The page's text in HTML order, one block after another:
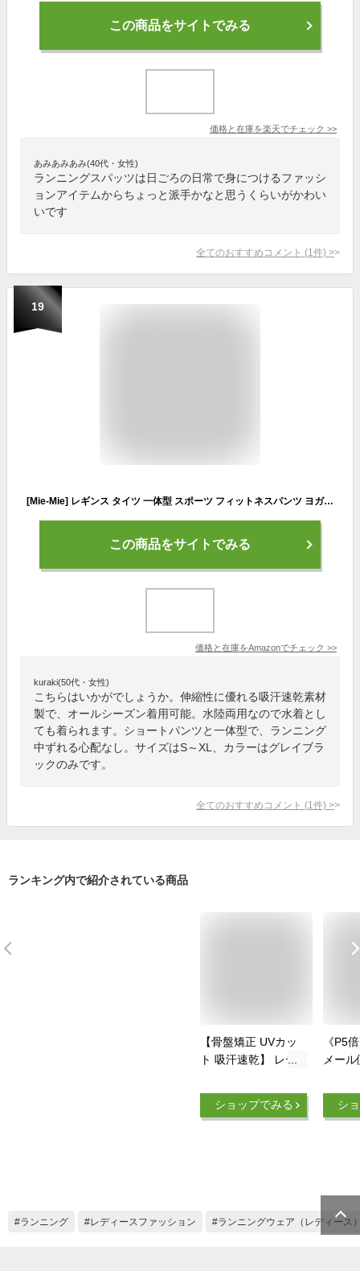
この商品をサイトでみる
価格と在庫を楽天でチェック >>
あみあみあみ(40代・女性)
ランニングスパッツは日ごろの日常で身につけるファッシ
ョンアイテムからちょっと派手かなと思うくらいがかわい
いです
全てのおすすめコメント (1 件) >
19
[Mie-Mie] レギンス タイツ 一体型 スポーツ フィットネスパンツ ヨガウェア ランニングウェア レディース ９分丈 伸縮 スパッツ (グレイブラック, M)
この商品をサイトでみる
価格と在庫をAmazonでチェック >>
kuraki(50代・女性)
こちらはいかがでしょうか。伸縮性に優れる吸汗速乾素材
製で、オールシーズン着用可能。水陸両用なので水着とし
ても着られます。ショートパンツと一体型で、ランニング
中ずれる心配なし。サイズはS～XL、カラーはグレイブラ
ックのみです。
全てのおすすめコメント (1 件) >
ランキング内で紹介されている商品
【骨盤矯正 UVカッ
ト 吸汗速乾】 レデ
ランニングタイツ ロ
ング 段階着圧 美脚
ス スパッツ 防臭 ダ
ショップでみる
《P5
メー
リート
V2 ス
ッツ
ランニ
シ
ランニング レディースファッション ランニングウェア（レディース